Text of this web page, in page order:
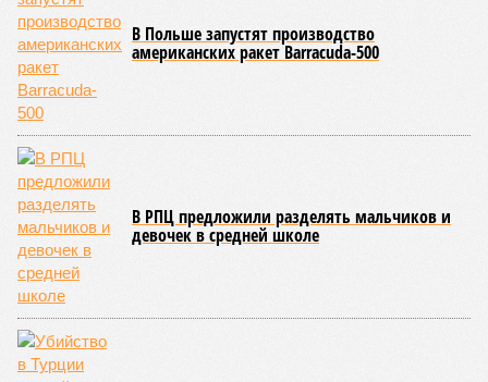
В Польше запустят производство
американских ракет Barracuda-500
В РПЦ предложили разделять мальчиков и
девочек в средней школе